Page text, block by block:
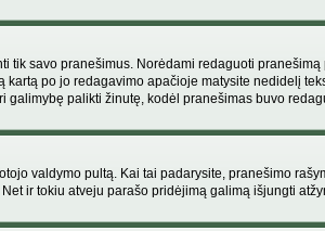
savo pranešimus. Norėdami redaguoti
po jo redagavimo apačioje matysite nedidelį
palikti žinutę, kodėl pranešimas buvo
valdymo pultą. Kai tai padarysite, pranešimo
ir tokiu atveju parašo pridėjimą galimą išjungti